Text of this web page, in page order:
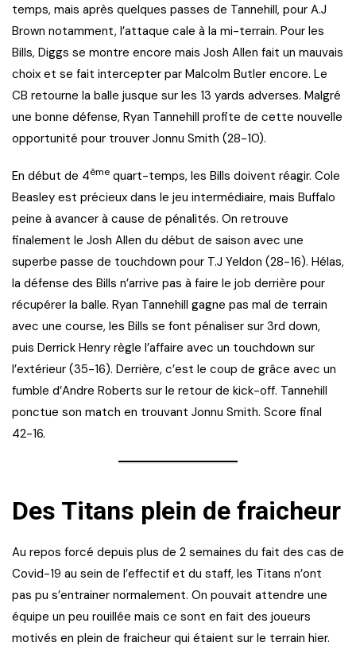
temps, mais après quelques passes de Tannehill, pour A.J
Brown notamment, l’attaque cale à la mi-terrain. Pour les
Bills, Diggs se montre encore mais Josh Allen fait un mauvais
choix et se fait intercepter par Malcolm Butler encore. Le
CB retourne la balle jusque sur les 13 yards adverses. Malgré
une bonne défense, Ryan Tannehill profite de cette nouvelle
opportunité pour trouver Jonnu Smith (28-10).
En début de 4ème quart-temps, les Bills doivent réagir. Cole
Beasley est précieux dans le jeu intermédiaire, mais Buffalo
peine à avancer à cause de pénalités. On retrouve
finalement le Josh Allen du début de saison avec une
superbe passe de touchdown pour T.J Yeldon (28-16). Hélas,
la défense des Bills n’arrive pas à faire le job derrière pour
récupérer la balle. Ryan Tannehill gagne pas mal de terrain
avec une course, les Bills se font pénaliser sur 3rd down,
puis Derrick Henry règle l’affaire avec un touchdown sur
l’extérieur (35-16). Derrière, c’est le coup de grâce avec un
fumble d’Andre Roberts sur le retour de kick-off. Tannehill
ponctue son match en trouvant Jonnu Smith. Score final
42-16.
Des Titans plein de fraicheur
Au repos forcé depuis plus de 2 semaines du fait des cas de
Covid-19 au sein de l’effectif et du staff, les Titans n’ont
pas pu s’entrainer normalement. On pouvait attendre une
équipe un peu rouillée mais ce sont en fait des joueurs
motivés en plein de fraicheur qui étaient sur le terrain hier.